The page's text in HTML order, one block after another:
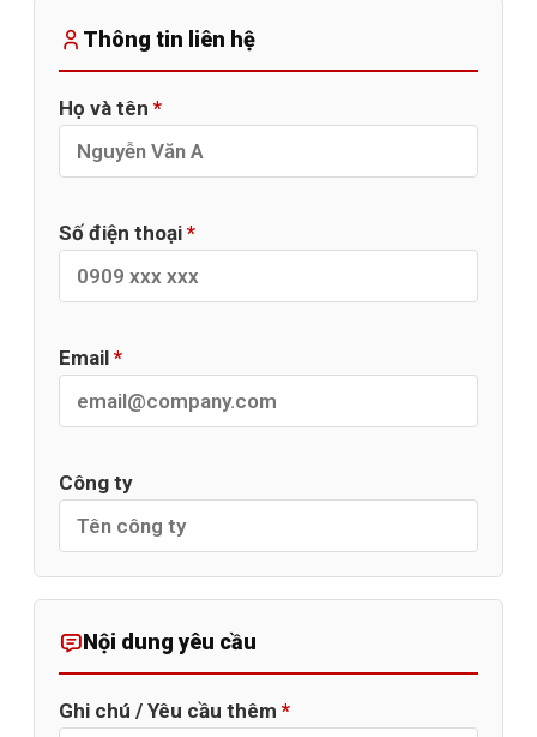
Thông tin liên hệ
Họ và tên *
Số điện thoại *
Email *
Công ty
Nội dung yêu cầu
Ghi chú / Yêu cầu thêm *